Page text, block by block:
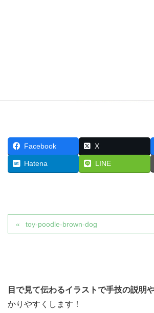
Facebook X
Hatena LINE
toy-poodle-brown-dog
目で見て伝わるイラストで手技の説明
かりやすくします！